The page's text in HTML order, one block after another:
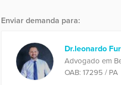
Enviar demanda para:
Dr.leonardo
Advogado em
OAB: 17295 / PA